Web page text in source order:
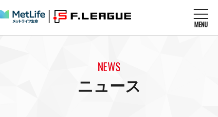
MENU
NEWS
ニュース